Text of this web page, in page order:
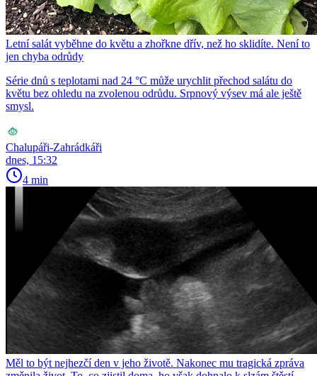
Letní salát vyběhne do květu a zhořkne dřív, než ho sklidíte. Není to
jen chyba odrůdy
Série dnů s teplotami nad 24 °C může urychlit přechod salátu do
květu bez ohledu na zvolenou odrůdu. Srpnový výsev má ale ještě
smysl.
Chalupáři-Zahrádkáři
dnes, 15:32
4 min
Měl to být nejhezčí den v jeho životě. Nakonec mu tragická zpráva